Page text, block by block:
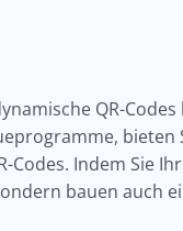
QR-
bieten
Indem Sie
bauen auch